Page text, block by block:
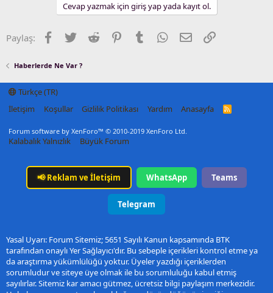
Cevap yazmak için giriş yap yada kayıt ol.
Paylaş: Facebook
TwitterReddit PinterestTumblrWhatsApp
E-postaLink
Haberlerde Ne Var ?
Türkçe (TR)
İletişim
Koşullar Gizlilik Politikası Yardım Anasayfa
R
Forum software by XenForo™ © 2010-2019 XenForo Ltd.
Kalabalık Yalnızlık Büyük Forum
📢Reklam ve İletişim WhatsApp Teams
Telegram
Yasal Uyarı: Forum Sitemiz; 5651 Sayılı Kanun kapsamında BTK
tarafından onaylı Yer Sağlayıcı'dır. Bu sebeple içerikleri kontrol etme ya
da araştırma yükümlülüğü yoktur. Üyeler yazdığı içeriklerden
sorumludur ve siteye üye olmak ile bu sorumluluğu kabul etmiş
sayılırlar. Sitemiz kar amacı gütmez, ücretsiz bilgi paylaşım merkezidir.